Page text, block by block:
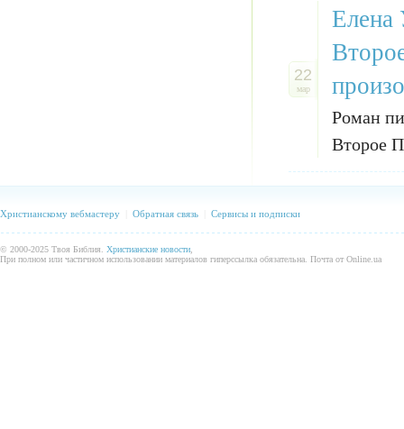
22
мар
Елена
Роман
Второе
Христианскому вебмастеру Обратная связь Сервисы и подписки
© 2000-2025 Твоя Библия. Христианские новости
При полном или частичном использовании материалов гиперссылка обязательна. Почта от Online.ua